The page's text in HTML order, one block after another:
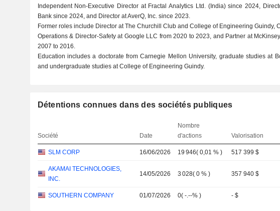
Independent Non-Executive Director at Fractal Analytics Ltd. (India) since 2024,
Bank since 2024, and Director at AverQ, Inc. since 2023.
Former roles include Director at The Churchill Club and College of Engineering Guindy,
Operations & Director-Safety at Google LLC from 2020 to 2023, and Partner at
2007 to 2016.
Education includes a doctorate from Carnegie Mellon University, graduate studies at
and undergraduate studies at College of Engineering Guindy.
Détentions connues dans des sociétés publiques
Société Date
Nombre
d'actions
Valorisation
SLM CORP 16/06/2026 19 946(0,01 % ) 517 399 $
AKAMAI TECHNOLOGIES,
INC.
14/05/2026 3 028(0 % ) 357 940 $
SOUTHERN COMPANY 01/07/2026 0(-.--% ) - $